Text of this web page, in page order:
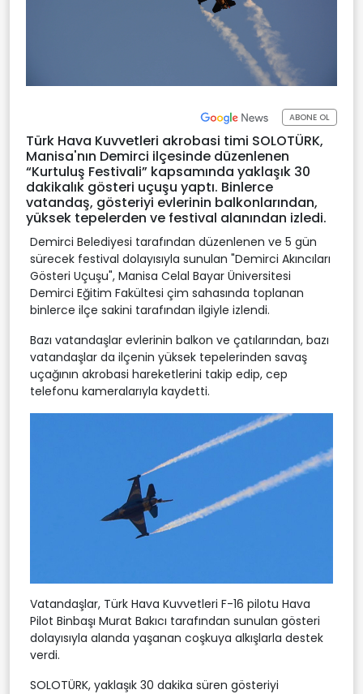
ABONE OL
Türk Hava Kuvvetleri akrobasi timi SOLOTÜRK,
Manisa'nın Demirci ilçesinde düzenlenen
“Kurtuluş Festivali” kapsamında yaklaşık 30
dakikalık gösteri uçuşu yaptı. Binlerce
vatandaş, gösteriyi evlerinin balkonlarından,
yüksek tepelerden ve festival alanından izledi.
Demirci Belediyesi tarafından düzenlenen ve 5 gün
sürecek festival dolayısıyla sunulan "Demirci Akıncıları
Gösteri Uçuşu", Manisa Celal Bayar Üniversitesi
Demirci Eğitim Fakültesi çim sahasında toplanan
binlerce ilçe sakini tarafından ilgiyle izlendi.
Bazı vatandaşlar evlerinin balkon ve çatılarından, bazı
vatandaşlar da ilçenin yüksek tepelerinden savaş
uçağının akrobasi hareketlerini takip edip, cep
telefonu kameralarıyla kaydetti.
Vatandaşlar, Türk Hava Kuvvetleri F-16 pilotu Hava
Pilot Binbaşı Murat Bakıcı tarafından sunulan gösteri
dolayısıyla alanda yaşanan coşkuya alkışlarla destek
verdi.
SOLOTÜRK, yaklaşık 30 dakika süren gösteriyi